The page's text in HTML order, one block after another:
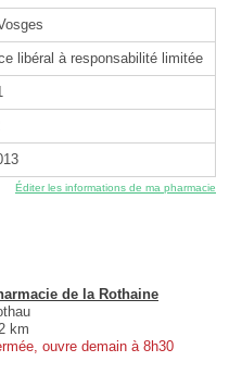
libéral à responsabilité limitée
Éditer les informations de ma pharmacie
de la Rothaine
km
ouvre demain à 8h30